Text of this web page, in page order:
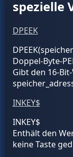
spezielle
DPEEK
DPEEK(
Doppel-Byte-
Gibt den 16-
INKEY$
INKEY$
Enthält den
keine Taste